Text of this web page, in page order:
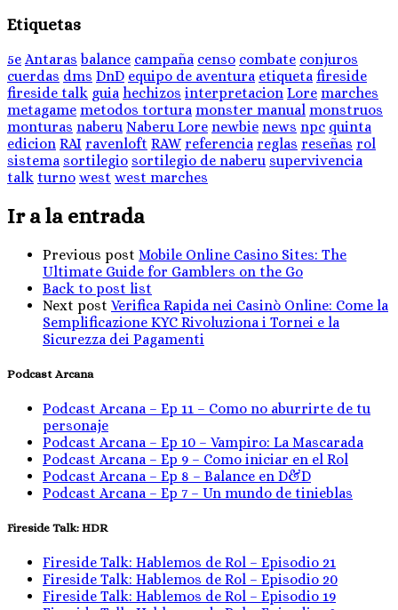
Etiquetas
5e Antaras balance campaña censo combate conjuros
cuerdas dms DnD equipo de aventura etiqueta fireside
fireside talk guia hechizos interpretacion Lore marches
metagame metodos tortura monster manual monstruos
monturas naberu Naberu Lore newbie news npc quinta
edicion RAI ravenloft RAW referencia reglas reseñas rol
sistema sortilegio sortilegio de naberu supervivencia
talk turno west west marches
Ir a la entrada
Previous post Mobile Online Casino Sites: The
Ultimate Guide for Gamblers on the Go
Back to post list
Next post Verifica Rapida nei Casinò Online: Come la
Semplificazione KYC Rivoluziona i Tornei e la
Sicurezza dei Pagamenti
Podcast Arcana
Podcast Arcana – Ep 11 – Como no aburrirte de tu
personaje
Podcast Arcana – Ep 10 – Vampiro: La Mascarada
Podcast Arcana – Ep 9 – Como iniciar en el Rol
Podcast Arcana – Ep 8 – Balance en D&D
Podcast Arcana – Ep 7 – Un mundo de tinieblas
Fireside Talk: HDR
Fireside Talk: Hablemos de Rol – Episodio 21
Fireside Talk: Hablemos de Rol – Episodio 20
Fireside Talk: Hablemos de Rol – Episodio 19